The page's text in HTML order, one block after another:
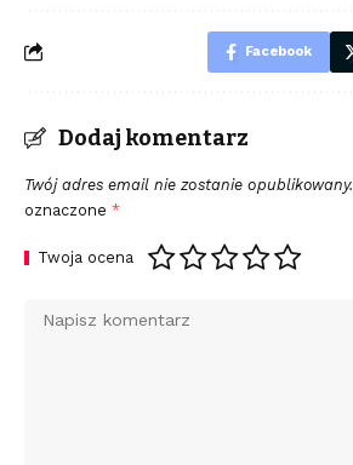
Facebook
Dodaj komentarz
Twój adres email nie zostanie opublikowany.
oznaczone *
Twoja ocena